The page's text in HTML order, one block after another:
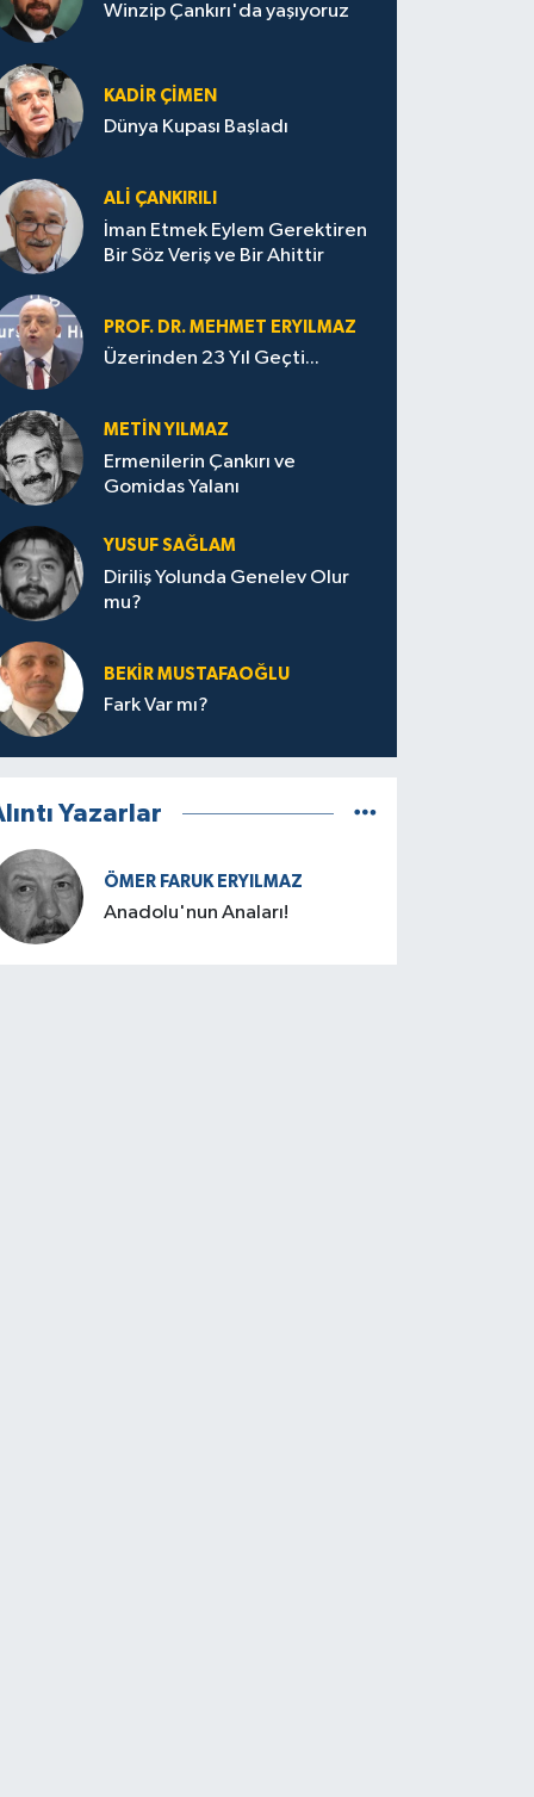
Winzip Çankırı'da yaşıyoruz
KADIR ÇIMEN
Dünya Kupası Başladı
ALI ÇANKIRILI
İman Etmek Eylem Gerektiren
Bir Söz Veriş ve Bir Ahittir
PROF. DR. MEHMET ERYILMAZ
Üzerinden 23 Yıl Geçti...
METIN YILMAZ
Ermenilerin Çankırı ve
Gomidas Yalanı
YUSUF SAĞLAM
Diriliş Yolunda Genelev Olur
mu?
BEKIR MUSTAFAOĞLU
Fark Var mı?
Yazarlar
ÖMER FARUK ERYILMAZ
Anadolu'nun Anaları!